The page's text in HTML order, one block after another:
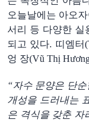
오늘날에는 아오
서리
등 다양한 실
되고 있다. 띠 엠터
엉 장(Vũ Thị
“자수 문양은 단순
개성을 드러내는
은 격식을 갖춘 자